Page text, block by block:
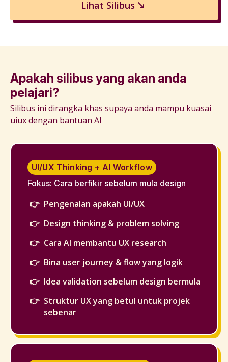
Lihat Silibus
Apakah silibus yang akan anda
pelajari?
Silibus ini dirangka khas supaya anda mampu kuasai
uiux dengan bantuan AI
UI/UX Thinking + AI Workflow
Fokus: Cara berfikir sebelum mula design
Pengenalan apakah UI/UX
Design thinking & problem solving
Cara AI membantu UX research
Bina user journey & flow yang logik
Idea validation sebelum design bermula
Struktur UX yang betul untuk projek
sebenar